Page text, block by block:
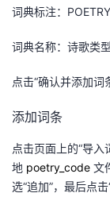
词典标注：
词典名称：诗歌类型
点击“确认并添加词
添加词条
点击页面上的“导入
地 poetry_code 文
选“追加”，最后点击